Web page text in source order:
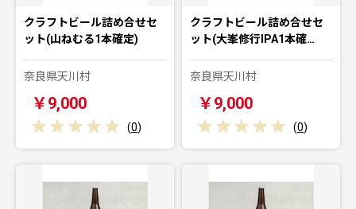
クラフトビール詰め合せセ
ット(山ねむる1本確定)
奈良県天川村
￥9,000
(0)
クラフトビール詰め合せセ
ット(大峯修行IPA1本確…
奈良県天川村
￥9,000
(0)